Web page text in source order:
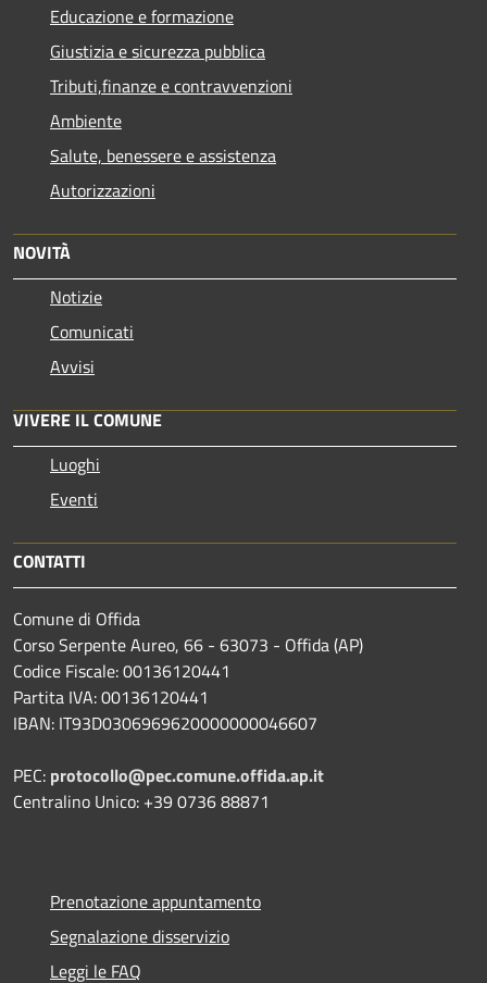
Educazione e formazione
Giustizia e sicurezza pubblica
Tributi,finanze e contravvenzioni
Ambiente
Salute, benessere e assistenza
Autorizzazioni
NOVITÀ
Notizie
Comunicati
Avvisi
VIVERE IL COMUNE
Luoghi
Eventi
CONTATTI
Comune di Offida
Corso Serpente Aureo, 66 - 63073 - Offida (AP)
Codice Fiscale: 00136120441
Partita IVA: 00136120441
IBAN: IT93D0306969620000000046607
PEC: protocollo@pec.comune.offida.ap.it
Centralino Unico: +39 0736 88871
Prenotazione appuntamento
Segnalazione disservizio
Leggi le FAQ